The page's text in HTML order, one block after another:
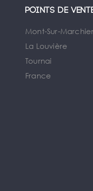
Points de
Mont-Sur-
La Louvière
Tournai
France